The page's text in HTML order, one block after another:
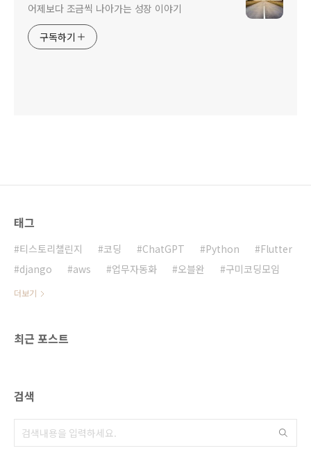
어제보다 조금씩 나아가는 성장 이야기
구독하기
태그
티스토리챌린지 코딩 ChatGPT Python
Flutter
django
aws 업무자동화 오블완 구미코딩모임
더보기
최근 포스트
검색